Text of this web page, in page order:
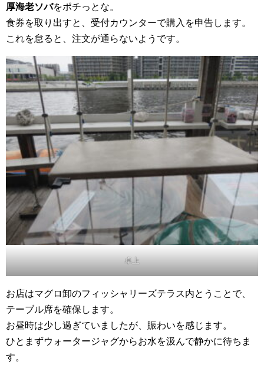
厚海老ソバをポチっとな。
食券を取り出すと、受付カウンターで購入を申告します。
これを怠ると、注文が通らないようです。
卓上
お店はマグロ卸のフィッシャリーズテラス内とうことで、
テーブル席を確保します。
お昼時は少し過ぎていましたが、賑わいを感じます。
ひとまずウォータージャグからお水を汲んで静かに待ちま
す。